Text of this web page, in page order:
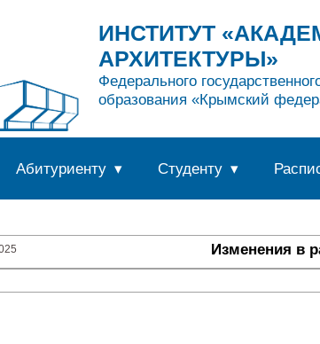
ИНСТИТУТ
АРХИТЕКТУРЫ»
Федерального
образования «Крымский
Абитуриенту Студенту
Изменения в